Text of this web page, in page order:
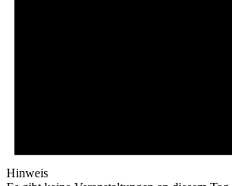
Hinweis